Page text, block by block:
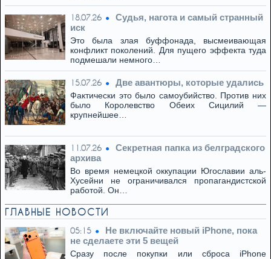
18.07.26
Cудья, нагота и самый странный
иск
Это была злая буффонада, высмеивающая
конфликт поколений. Для пущего эффекта туда
подмешали немного…
15.07.26 Две авантюры, которые удались
Фактически это было самоубийство. Против них
было Королевство Обеих Сицилий —
крупнейшее…
11.07.26
Секретная папка из белградского
архива
Во время немецкой оккупации Югославии аль-
Хусейни не ограничивался пропагандистской
работой. Он…
ГЛАВНЫЕ НОВОСТИ
05:15
Не включайте новый iPhone, пока
не сделаете эти 5 вещей
Сразу после покупки или сброса iPhone